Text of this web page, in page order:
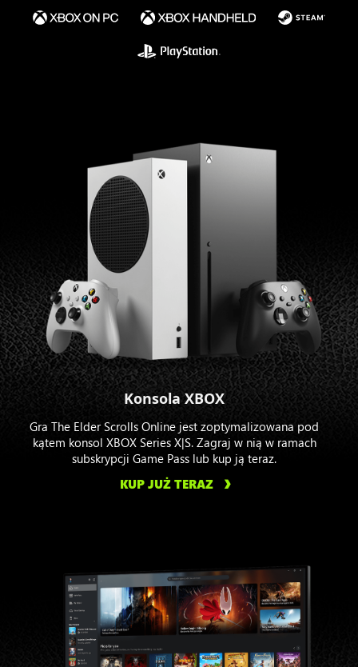
Konsola XBOX
Gra The Elder Scrolls Online jest zoptymalizowana pod
kątem konsol XBOX Series X|S. Zagraj w nią w ramach
subskrypcji Game Pass lub kup ją teraz.
KUP JUŻ TERAZ